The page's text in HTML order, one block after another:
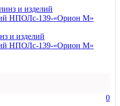
и изделий
НПОЛс-139-«Орион М»
0